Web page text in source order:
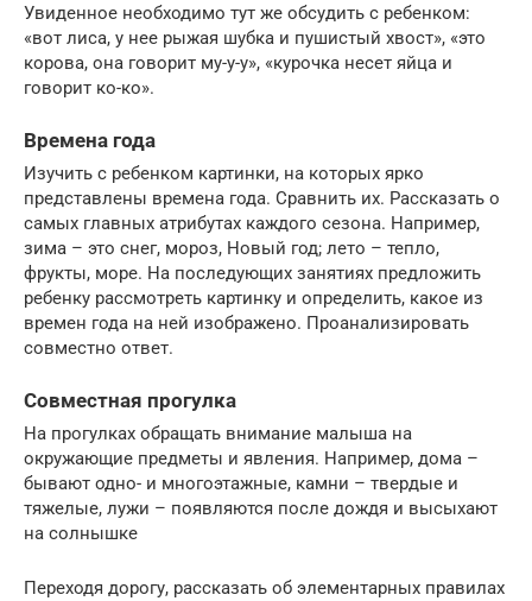
Увиденное необходимо тут же обсудить с ребенком:
«вот лиса, у нее рыжая шубка и пушистый хвост», «это
корова, она говорит му-у-у», «курочка несет яйца и
говорит ко-ко».
Времена года
Изучить с ребенком картинки, на которых ярко
представлены времена года. Сравнить их. Рассказать о
самых главных атрибутах каждого сезона. Например,
зима – это снег, мороз, Новый год; лето – тепло,
фрукты, море. На последующих занятиях предложить
ребенку рассмотреть картинку и определить, какое из
времен года на ней изображено. Проанализировать
совместно ответ.
Совместная прогулка
На прогулках обращать внимание малыша на
окружающие предметы и явления. Например, дома –
бывают одно- и многоэтажные, камни – твердые и
тяжелые, лужи – появляются после дождя и высыхают
на солнышке
Переходя дорогу, рассказать об элементарных правилах